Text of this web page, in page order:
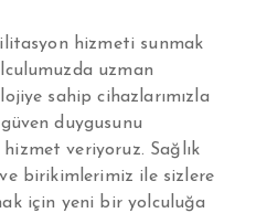
hizmeti sunmak
uzman
sahip cihazlarımızla
duygusunu
veriyoruz. Sağlık
birikimlerimiz ile sizlere
için yeni bir yolculuğa